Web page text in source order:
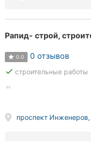
0.0 0 отзывов
done строительные работы
проспект Инженеров,